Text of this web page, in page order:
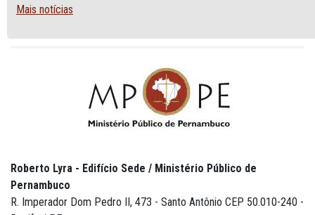
Mais notícias
Roberto Lyra - Edifício Sede / Ministério Público de
Pernambuco
R. Imperador Dom Pedro II, 473 - Santo Antônio CEP 50.010-240 -